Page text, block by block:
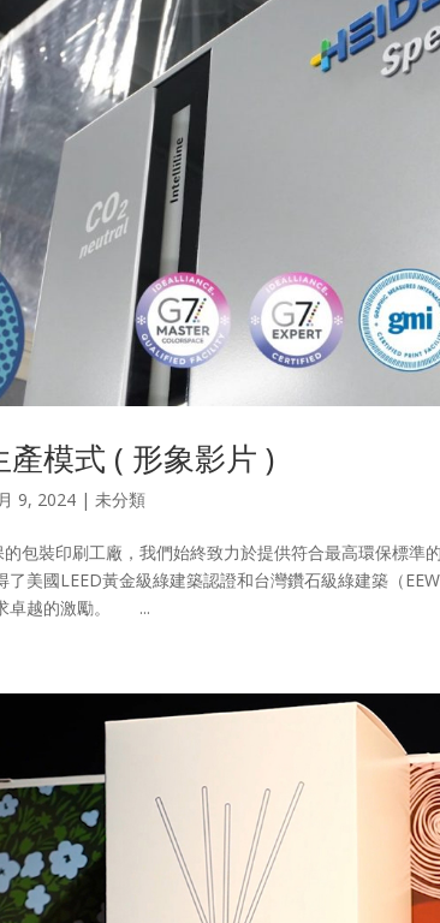
模式 ( 形象影片 )
9, 2024 | 未分類
裝印刷工廠，我們始終致力於提供符合最高環保標準
了美國LEED黃金級綠建築認證和台灣鑽石級綠建築（
卓越的激勵。 ...